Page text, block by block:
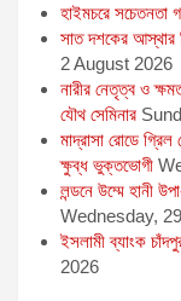
হাইমচরে সচেতনতা
সাত দশকের আস্থার
2 August 2026
নারীর নেতৃত্ব ও
যৌথ সেমিনার
মাদ্রাসা রোডে
ক্ষুব্ধ ভুক্তভোগী
লন্ডনে উম্মে হানী
Wednesday,
ইসলামী ব্যাংক
2026